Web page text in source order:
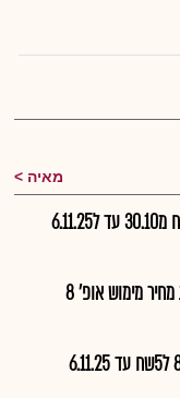
מאיה